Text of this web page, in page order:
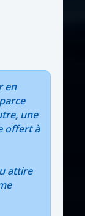
en
une
offert à
attire